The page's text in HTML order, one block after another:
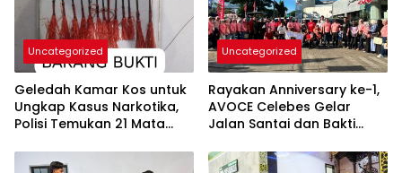
Uncategorized
Geledah Kamar Kos untuk
Ungkap Kasus Narkotika,
Polisi Temukan 21 Mata
Uncategorized
Rayakan Anniversary ke-1,
AVOCE Celebes Gelar
Jalan Santai dan Bakti